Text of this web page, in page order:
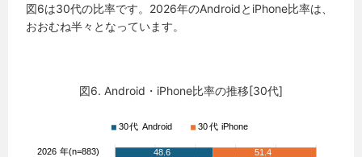
図6は30代の比率です。2026年のAndroidとiPhone比率は、
おおむね半々となっています。
図6. Android・iPhone比率の推移[30代]